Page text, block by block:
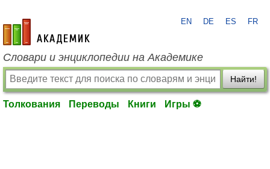
academic.ru
EN DE ES FR
Словари и энциклопедии на Академике
Найти!
Толкования Переводы Книги Игры ⚽